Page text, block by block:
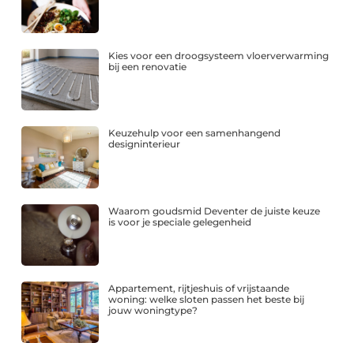
Kies voor een droogsysteem vloerverwarming
bij een renovatie
Keuzehulp voor een samenhangend
designinterieur
Waarom goudsmid Deventer de juiste keuze
is voor je speciale gelegenheid
Appartement, rijtjeshuis of vrijstaande
woning: welke sloten passen het beste bij
jouw woningtype?